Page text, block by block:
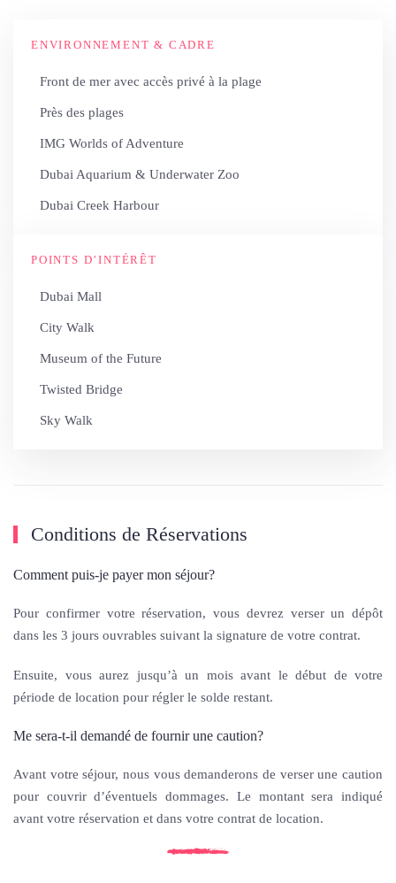
ENVIRONNEMENT & CADRE
Front de mer avec accès privé à la plage
Près des plages
IMG Worlds of Adventure
Dubai Aquarium & Underwater Zoo
Dubai Creek Harbour
POINTS D’INTÉRÊT
Dubai Mall
City Walk
Museum of the Future
Twisted Bridge
Sky Walk
Conditions de Réservations
Comment puis-je payer mon séjour?
Pour confirmer votre réservation, vous devrez verser un dépôt
dans les 3 jours ouvrables suivant la signature de votre contrat.
Ensuite, vous aurez jusqu’à un mois avant le début de votre
période de location pour régler le solde restant.
Me sera-t-il demandé de fournir une caution?
Avant votre séjour, nous vous demanderons de verser une caution
pour couvrir d’éventuels dommages. Le montant sera indiqué
avant votre réservation et dans votre contrat de location.